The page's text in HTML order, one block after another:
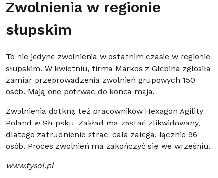
Zwolnienia w regionie
słupskim
To nie jedyne zwolnienia w ostatnim czasie w regionie
słupskim. W kwietniu, firma Markos z Głobina zgłosiła
zamiar przeprowadzenia zwolnień grupowych 150
osób. Mają one potrwać do końca maja.
Zwolnienia dotkną też pracowników Hexagon Agility
Poland w Słupsku. Zakład ma zostać zlikwidowany,
dlatego zatrudnienie straci cała załoga, łącznie 96
osób. Proces zwolnień ma zakończyć się we wrześniu.
www.tysol.pl